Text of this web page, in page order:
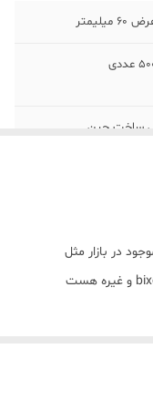
ساخت چین
در بازار مثل